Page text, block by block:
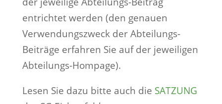
entrichtet werden (den genauen
Verwendungszweck der Abteilungs-
Beiträge erfahren Sie auf der jeweiligen
Abteilungs-Hompage).
Lesen Sie dazu bitte auch die SATZUNG